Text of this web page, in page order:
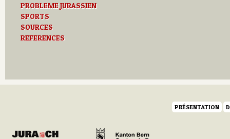
PROBLEME JURASSIEN
SPORTS
SOURCES
REFERENCES
PRÉSENTATION